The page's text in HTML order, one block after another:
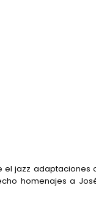
el jazz adaptaciones
homenajes a